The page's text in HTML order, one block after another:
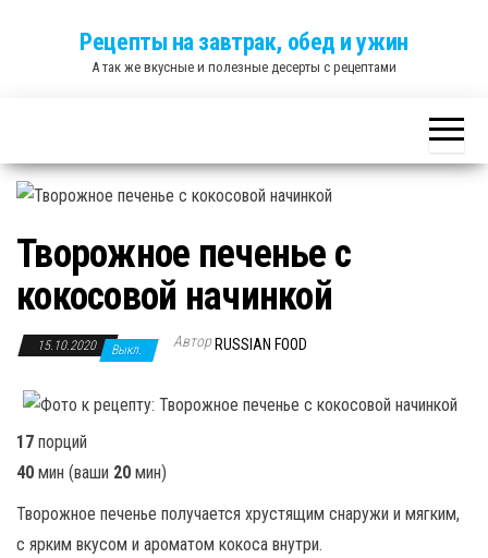
Рецепты на завтрак, обед и ужин
А так же вкусные и полезные десерты с рецептами
Творожное печенье с
кокосовой начинкой
15.10.2020 Выкл. Автор RUSSIAN FOOD
17 порций
40 мин (ваши 20 мин)
Творожное печенье получается хрустящим снаружи и мягким,
с ярким вкусом и ароматом кокоса внутри.